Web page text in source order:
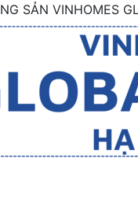
SẢN VINHOMES